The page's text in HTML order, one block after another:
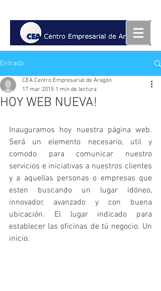
Entrada
HOY WEB NUEVA!
CEA Centro Empresarial de Aragón
17 mar 2015 1 min de lectura
Inauguramos hoy nuestra página web.
Será un elemento necesario, util y
comodo para comunicar nuestro
servicios e iniciativas a nuestros clientes
y a aquellas personas o empresas que
esten buscando un lugar idóneo,
innovador, avanzado y con buena
ubicación. El lugar indicado para
establecer las oficinas de tú negocio. Un
inicio.